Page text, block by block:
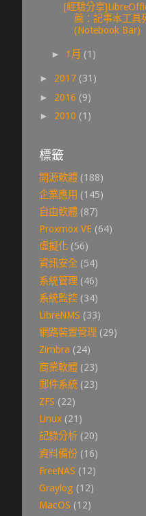
[經驗分享
薦：記事本工具
(Notebook Bar)
► 1月 (1)
► 2017 (31)
► 2016 (9)
► 2010 (1)
標籤
開源軟體 (188)
企業應用 (145)
自由軟體 (87)
Proxmox VE (64)
虛擬化 (56)
資訊安全 (54)
系統管理 (46)
系統監控 (34)
LibreNMS (33)
網路裝置管理 (29)
Zimbra (24)
商業軟體 (23)
郵件系統 (23)
ZFS (22)
Linux (21)
記錄分析 (20)
資料備份 (16)
FreeNAS (12)
Graylog (12)
MacOS (12)